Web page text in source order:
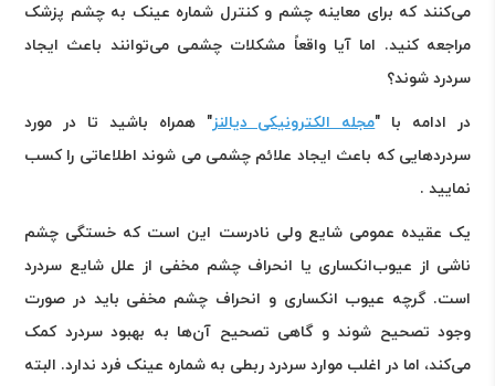
می‌کنند که برای معاینه چشم و کنترل شماره عینک به چشم پزشک
مراجعه کنید. اما آیا واقعاً مشکلات چشمی می‌توانند باعث ایجاد
سردرد شوند؟
در ادامه با "مجله الکترونیکی دیالنز" همراه باشید تا در مورد
سردردهایی که باعث ایجاد علائم چشمی می شوند اطلاعاتی را کسب
نمایید .
یک عقیده عمومی شایع ولی نادرست این است که خستگی چشم
ناشی از عیوب‌انکساری یا انحراف چشم مخفی از علل شایع سردرد
است. گرچه عیوب انکساری و انحراف چشم مخفی باید در صورت
وجود تصحیح شوند و گاهی تصحیح آن‌ها به بهبود سردرد کمک
می‌کند، اما در اغلب موارد سردرد ربطی به شماره عینک فرد ندارد. البته